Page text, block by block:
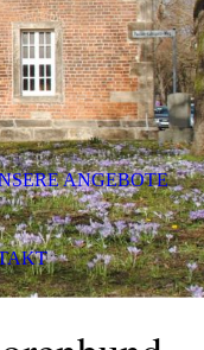
ANGEBOTE